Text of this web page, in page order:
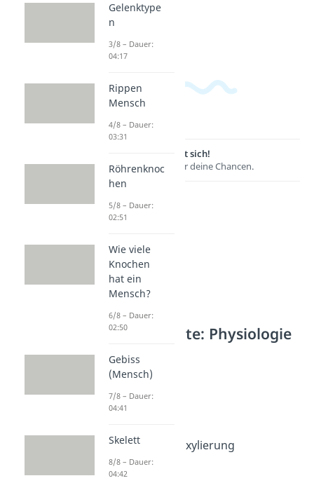
Lernen lohnt sich!
Entdecke hier deine Chancen.
Weitere Inhalte: Physiologie
& Anatomie
Zellatmung
Dauer: 05:12
Oxidative Decarboxylierung
Dauer: 06:29
Citratzyklus
Gelenktype
n
3/8 – Dauer:
04:17
Rippen
Mensch
4/8 – Dauer:
03:31
Röhrenknoc
hen
5/8 – Dauer:
02:51
Wie viele
Knochen
hat ein
Mensch?
6/8 – Dauer:
02:50
Gebiss
(Mensch)
7/8 – Dauer:
04:41
Skelett
8/8 – Dauer:
04:42